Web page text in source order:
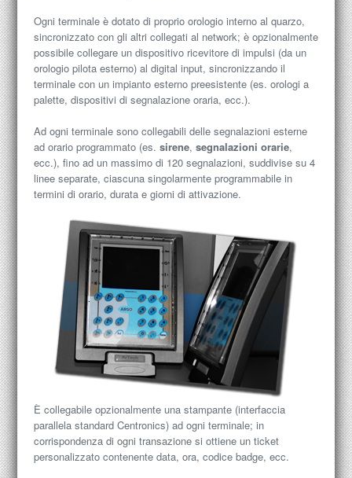
Ogni terminale è dotato di proprio orologio interno al quarzo,
sincronizzato con gli altri collegati al network; è opzionalmente
possibile collegare un dispositivo ricevitore di impulsi (da un
orologio pilota esterno) al digital input, sincronizzando il
terminale con un impianto esterno preesistente (es. orologi a
palette, dispositivi di segnalazione oraria, ecc.).
Ad ogni terminale sono collegabili delle segnalazioni esterne
ad orario programmato (es. sirene, segnalazioni orarie,
ecc.), fino ad un massimo di 120 segnalazioni, suddivise su 4
linee separate, ciascuna singolarmente programmabile in
termini di orario, durata e giorni di attivazione.
È collegabile opzionalmente una stampante (interfaccia
parallela standard Centronics) ad ogni terminale; in
corrispondenza di ogni transazione si ottiene un ticket
personalizzato contenente data, ora, codice badge, ecc.